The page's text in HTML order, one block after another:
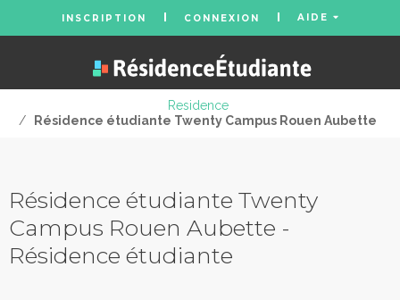
INSCRIPTION CONNEXION AIDE
Residence
/
Résidence étudiante Twenty Campus Rouen Aubette
Résidence étudiante Twenty
Campus Rouen Aubette -
Résidence étudiante